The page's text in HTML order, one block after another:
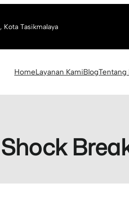
Kota Tasikmalaya
HomeLayanan KamiBlogTentang